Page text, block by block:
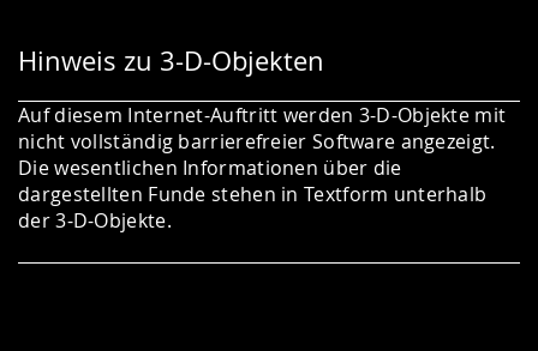
Hinweis zu 3-D-Objekten
Auf diesem Internet-Auftritt werden 3-D-Objekte mit
nicht vollständig barrierefreier Software angezeigt.
Die wesentlichen Informationen über die
dargestellten Funde stehen in Textform unterhalb
der 3-D-Objekte.